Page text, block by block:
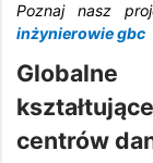
Poznaj nasz
inżynierowie gbc
centrów